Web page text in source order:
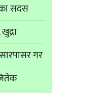
सदस
गर